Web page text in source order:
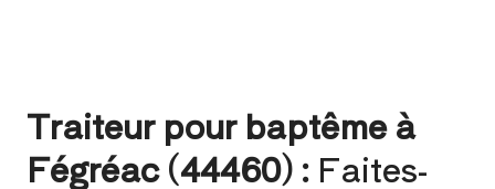
Traiteur pour baptême à
Fégréac (44460) : Faites-